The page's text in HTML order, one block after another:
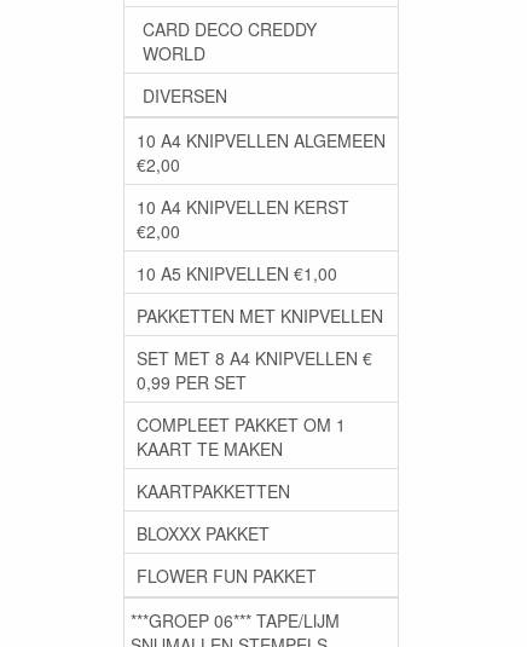
CARD DECO CREDDY
WORLD
DIVERSEN
10 A4 KNIPVELLEN ALGEMEEN
€2,00
10 A4 KNIPVELLEN KERST
€2,00
10 A5 KNIPVELLEN €1,00
PAKKETTEN MET KNIPVELLEN
SET MET 8 A4 KNIPVELLEN €
0,99 PER SET
COMPLEET PAKKET OM 1
KAART TE MAKEN
KAARTPAKKETTEN
BLOXXX PAKKET
FLOWER FUN PAKKET
***GROEP 06*** TAPE/LIJM